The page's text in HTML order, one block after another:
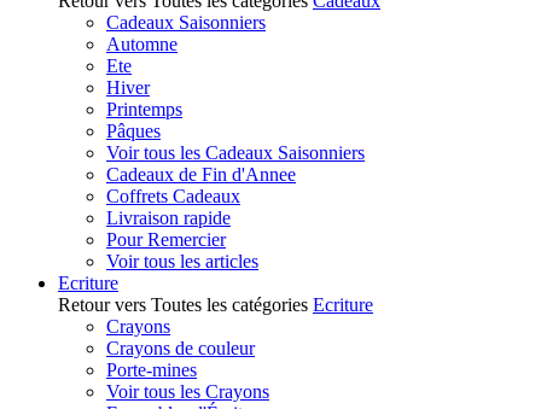
Cadeaux Saisonniers
Automne
Ete
Hiver
Printemps
Pâques
Voir tous les Cadeaux Saisonniers
Cadeaux de Fin d'Annee
Coffrets Cadeaux
Livraison rapide
Pour Remercier
Voir tous les articles
Ecriture
Retour vers Toutes les catégories Ecriture
Crayons
Crayons de couleur
Porte-mines
Voir tous les Crayons